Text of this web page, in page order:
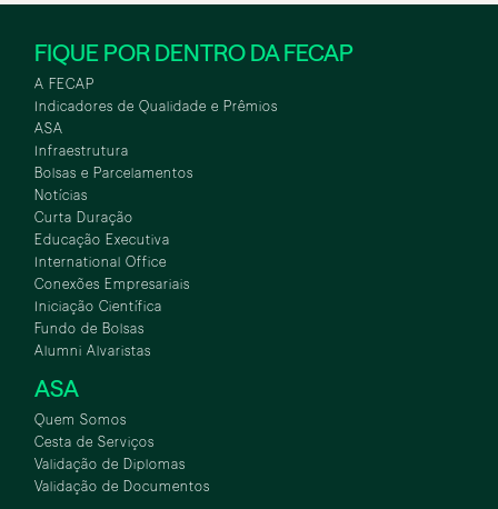
FIQUE POR DENTRO DA FECAP
A FECAP
Indicadores de Qualidade e Prêmios
ASA
Infraestrutura
Bolsas e Parcelamentos
Notícias
Curta Duração
Educação Executiva
International Office
Conexões Empresariais
Iniciação Científica
Fundo de Bolsas
Alumni Alvaristas
ASA
Quem Somos
Cesta de Serviços
Validação de Diplomas
Validação de Documentos